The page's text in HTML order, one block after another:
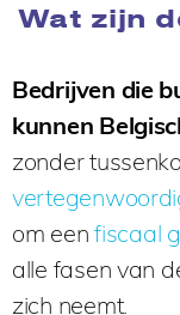
Wat zijn
Bedrijven die
kunnen
zonder
om eenfiscaal
alle fasen van
zich neemt.